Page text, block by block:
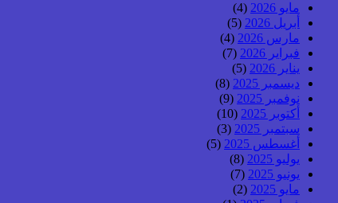
مايو 2026
(4)
أبريل 2026
(5)
مارس 2026
(4)
فبراير 2026
(7)
يناير 2026
(5)
ديسمبر 2025
(8)
نوفمبر 2025
(9)
أكتوبر 2025
(10)
سبتمبر 2025
(3)
أغسطس 2025
(5)
يوليو 2025
(8)
يونيو 2025
(7)
مايو 2025
(2)